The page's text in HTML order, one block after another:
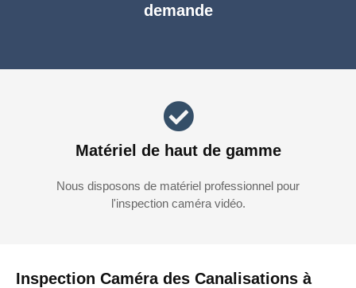
Inspection Caméra des Canalisations à
demande
Matériel de haut de gamme
Nous disposons de matériel professionnel pour
l'inspection caméra vidéo.